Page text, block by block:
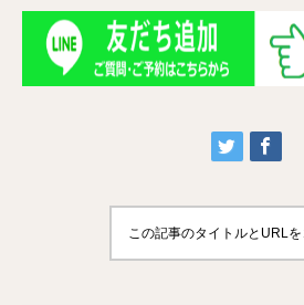
この記事のタイトルとURL